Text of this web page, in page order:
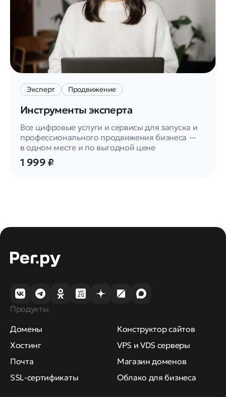
Эксперт Продвижение
Инструменты эксперта
Все цифровые услуги и сервисы для запуска и
профессионального продвижения бизнеса —
в одном месте и по выгодной цене
1 999 ₽
Продукты
Домены
Хостинг
Почта
SSL-сертификаты
Конструктор сайтов
VPS и VDS серверы
Магазин доменов
Облако для бизнеса